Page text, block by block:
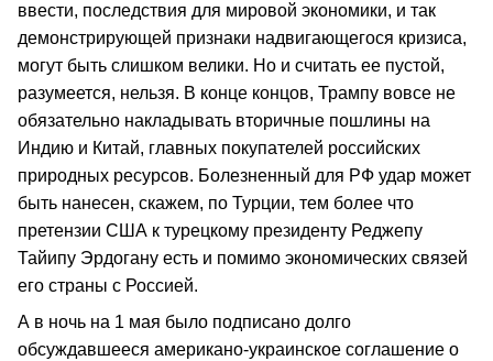
ввести, последствия для мировой экономики, и так
демонстрирующей признаки надвигающегося кризиса,
могут быть слишком велики. Но и считать ее пустой,
разумеется, нельзя. В конце концов, Трампу вовсе не
обязательно накладывать вторичные пошлины на
Индию и Китай, главных покупателей российских
природных ресурсов. Болезненный для РФ удар может
быть нанесен, скажем, по Турции, тем более что
претензии США к турецкому президенту Реджепу
Тайипу Эрдогану есть и помимо экономических связей
его страны с Россией.
А в ночь на 1 мая было подписано долго
обсуждавшееся американо-украинское соглашение о